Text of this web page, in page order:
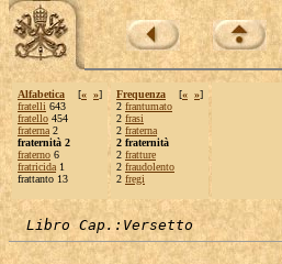
Alfabetica [« »]
fratelli 643
fratello 454
fraterna 2
fraternità 2
fraterno 6
fratricida 1
frattanto 13
Frequenza [« »]
2 frantumato
2 frasi
2 fraterna
2 fraternità
2 fratture
2 fraudolento
2 fregi
Libro Cap.:Versetto